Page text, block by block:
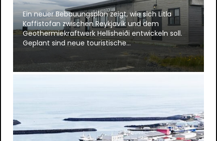
Ein neuer Bebauungsplan zeigt, wie sich Litla
Kaffistofan zwischen Reykjavík und dem
Geothermiekraftwerk Hellisheiði entwickeln soll.
Geplant sind neue touristische…